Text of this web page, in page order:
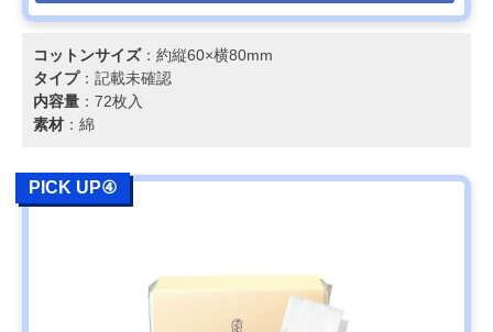
コットンサイズ：約縦60×横80mm
タイプ：記載未確認
内容量 ：72枚入
素材 ：綿
PICK UP④